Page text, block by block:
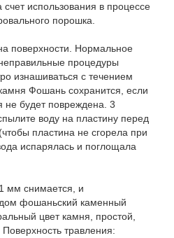
счет использования в процессе
порошка.
поверхности. Нормальное
процедуры
изнашиваться с течением
Фошань сохранится, если
не будет повреждена. 3
воду на пластину перед
пластина не сгорела при
испарялась и поглощала
мм снимается, и
фошаньский каменный
цвет камня, простой,
травления: